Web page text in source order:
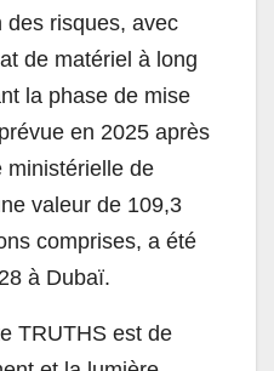
des risques, avec
de matériel à long
la phase de mise
en 2025 après
ministérielle de
valeur de 109,3
comprises, a été
à Dubaï.
TRUTHS est de